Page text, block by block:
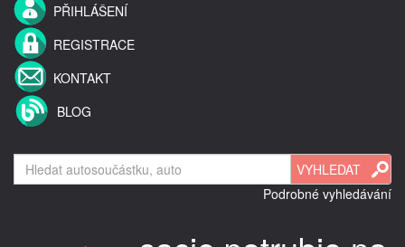
PŘIHLÁŠENÍ
REGISTRACE
KONTAKT
BLOG
Podrobné vyhledávání